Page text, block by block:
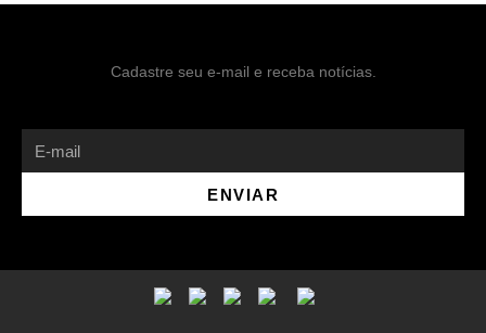
Cadastre seu e-mail e receba notícias.
ENVIAR